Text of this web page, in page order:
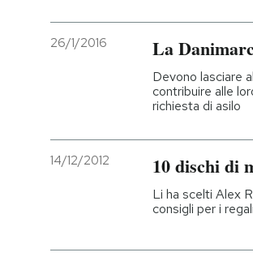
26/1/2016 La
Devono lasciare
contribuire alle
richiesta di asilo
14/12/2012 10 dischi di
Li ha scelti Alex
consigli per i